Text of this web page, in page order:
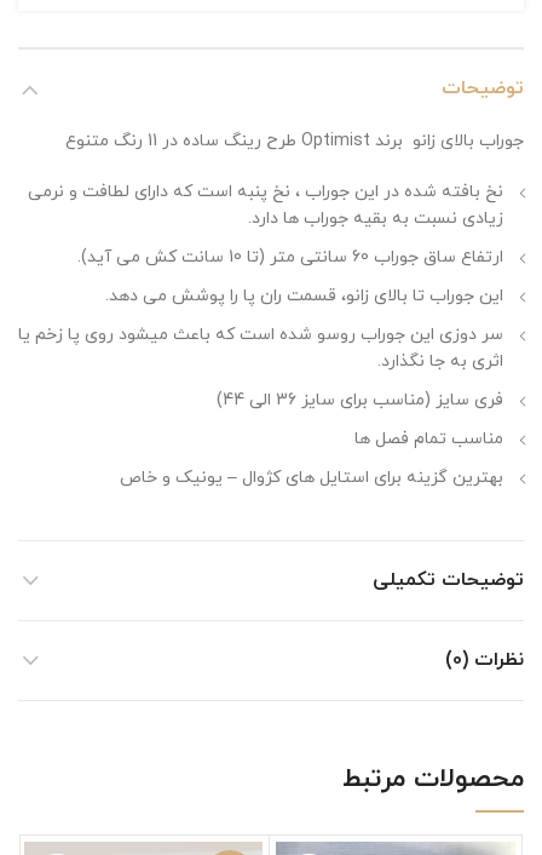
توضیحات
جوراب بالای زانو برند Optimist طرح رینگ ساده در 11 رنگ متنوع
نخ بافته شده در این جوراب ، نخ پنبه است که دارای لطافت و نرمی
زیادی نسبت به بقیه جوراب ها دارد.
ارتفاع ساق جوراب 60 سانتی متر (تا 10 سانت کش می آید).
این جوراب تا بالای زانو، قسمت ران پا را پوشش می دهد.
سر دوزی این جوراب روسو شده است که باعث میشود روی پا زخم یا
اثری به جا نگذارد.
فری سایز (مناسب برای سایز 36 الی 44)
مناسب تمام فصل ها
بهترین گزینه برای استایل های کژوال – یونیک و خاص
توضیحات تکمیلی
نظرات (0)
محصولات مرتبط